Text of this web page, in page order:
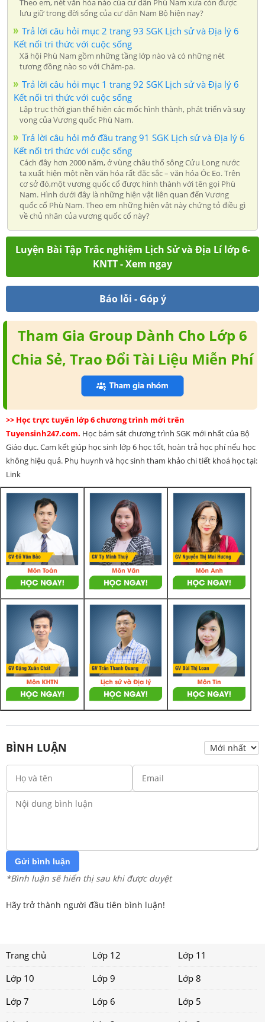
Theo em, nét văn hóa nào của cư dân Phù Nam xưa còn được
lưu giữ trong đời sống của cư dân Nam Bộ hiện nay?
Trả lời câu hỏi mục 2 trang 93 SGK Lịch sử và Địa lý 6
Kết nối tri thức với cuộc sống
Xã hội Phù Nam gồm những tầng lớp nào và có những nét
tương đồng nào so với Chăm-pa.
Trả lời câu hỏi mục 1 trang 92 SGK Lịch sử và Địa lý 6
Kết nối tri thức với cuộc sống
Lập trục thời gian thể hiện các mốc hình thành, phát triển và suy
vong của Vương quốc Phù Nam.
Trả lời câu hỏi mở đầu trang 91 SGK Lịch sử và Địa lý 6
Kết nối tri thức với cuộc sống
Cách đây hơn 2000 năm, ở vùng châu thổ sông Cửu Long nước
ta xuất hiện một nền văn hóa rất đặc sắc – văn hóa Óc Eo. Trên
cơ sở đó,một vương quốc cổ được hình thành với tên gọi Phù
Nam. Hình dưới đây là những hiện vật liên quan đến Vương
quốc cổ Phù Nam. Theo em những hiện vật này chứng tỏ điều gì
về chủ nhân của vương quốc cổ này?
Luyện Bài Tập Trắc nghiệm Lịch Sử và Địa Lí lớp 6-
KNTT - Xem ngay
Báo lỗi - Góp ý
Tham Gia Group Dành Cho Lớp 6
Chia Sẻ, Trao Đổi Tài Liệu Miễn Phí
>> Học trực tuyến lớp 6 chương trình mới trên
Tuyensinh247.com. Học bám sát chương trình SGK mới nhất của Bộ
Giáo dục. Cam kết giúp học sinh lớp 6 học tốt, hoàn trả học phí nếu học
không hiệu quả. Phụ huynh và học sinh tham khảo chi tiết khoá học tại:
Link
BÌNH LUẬN
Gửi bình luận
*Bình luận sẽ hiển thị sau khi được duyệt
Hãy trở thành người đầu tiên bình luận!
Trang chủ Lớp 12
Lớp 11
Lớp 10
Lớp 9
Lớp 8
Lớp 7
Lớp 6
Lớp 5